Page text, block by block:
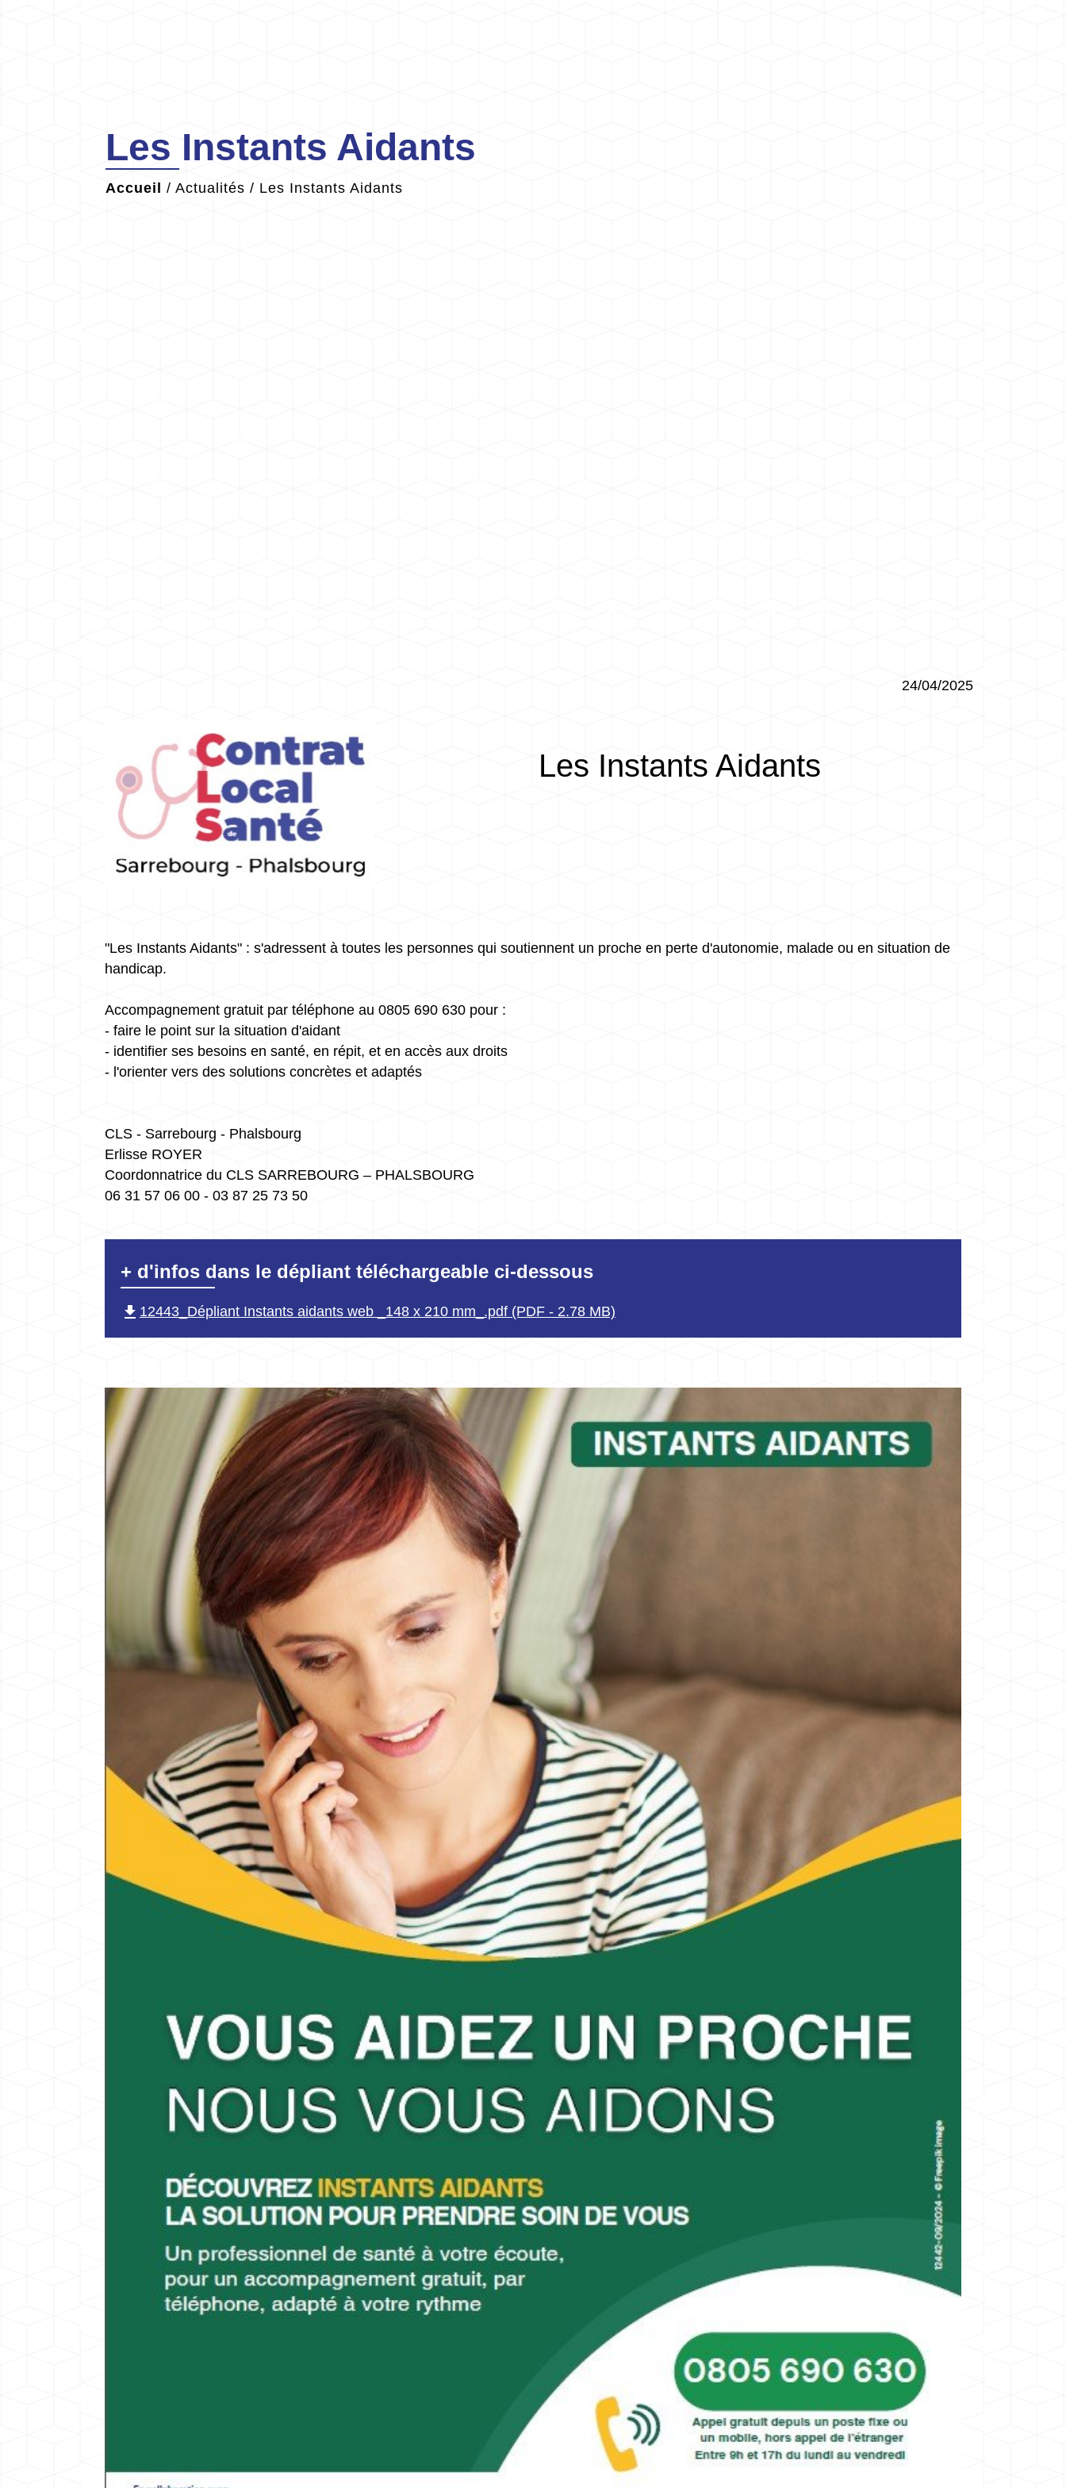
Les Instants Aidants
Accueil / Actualités / Les Instants Aidants
24/04/2025
Les Instants Aidants
"Les Instants Aidants" : s'adressent à toutes les personnes qui soutiennent un proche en perte d'autonomie, malade ou en situation de
handicap.
Accompagnement gratuit par téléphone au 0805 690 630 pour :
- faire le point sur la situation d'aidant
- identifier ses besoins en santé, en répit, et en accès aux droits
- l'orienter vers des solutions concrètes et adaptés
CLS - Sarrebourg - Phalsbourg
Erlisse ROYER
Coordonnatrice du CLS SARREBOURG – PHALSBOURG
06 31 57 06 00 - 03 87 25 73 50
+ d'infos dans le dépliant téléchargeable ci-dessous
file_download 12443_Dépliant Instants aidants web _148 x 210 mm_.pdf (PDF - 2.78 MB)